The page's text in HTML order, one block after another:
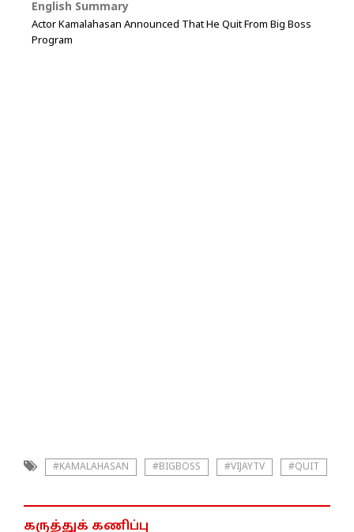
English Summary
Actor Kamalahasan Announced That He Quit From Big Boss
Program
#KAMALAHASAN #BIGBOSS #VIJAYTV #QUIT
கருத்துக் கணிப்பு